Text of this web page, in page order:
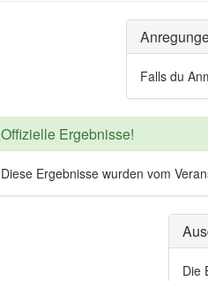
Falls du
Offizielle Ergebnisse!
Diese Ergebnisse wurden vom
Die